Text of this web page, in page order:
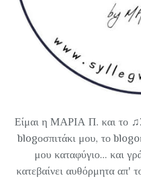
Είμαι η ΜΑΡΙΑ Π. και το
blogοσπιτάκι μου, το
μου καταφύγιο... και
κατεβαίνει αυθόρμητα απ'